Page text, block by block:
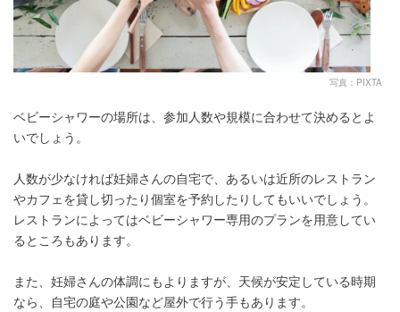
写真：PIXTA
ベビーシャワーの場所は、参加人数や規模に合わせて決めるとよ
いでしょう。
人数が少なければ妊婦さんの自宅で、あるいは近所のレストラン
やカフェを貸し切ったり個室を予約したりしてもいいでしょう。
レストランによってはベビーシャワー専用のプランを用意してい
るところもあります。
また、妊婦さんの体調にもよりますが、天候が安定している時期
なら、自宅の庭や公園など屋外で行う手もあります。